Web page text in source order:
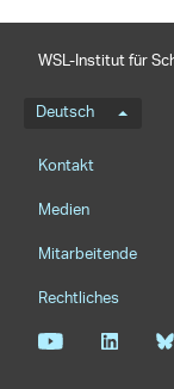
WSL-Institut für
Deutsch
Kontakt
Medien
Mitarbeitende
Rechtliches